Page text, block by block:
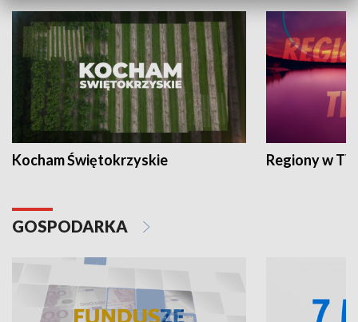
Kocham Świętokrzyskie Regiony w
GOSPODARKA